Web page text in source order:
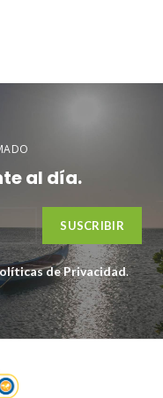
al día.
de Privacidad.